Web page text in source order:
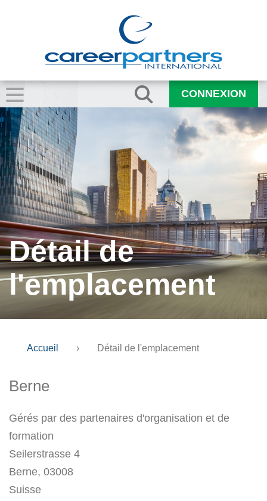
CONNEXION
Détail de
l'emplacement
Accueil › Détail de l'emplacement
Berne
Gérés par des partenaires d'organisation et de
formation
Seilerstrasse 4
Berne, 03008
Suisse